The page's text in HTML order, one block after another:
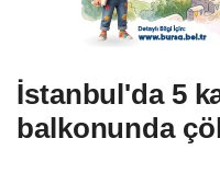
İstanbul'da 5
balkonunda